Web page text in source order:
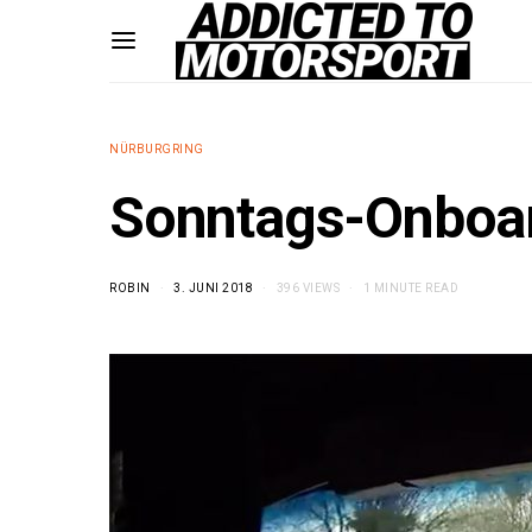
NÜRBURGRING
Sonntags-
ROBIN 3. JUNI 2018 396 VIEWS 1 MINUTE READ